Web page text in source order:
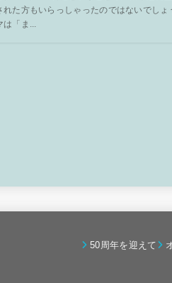
れた方もいらっしゃったのではないでしょ
は「ま...
50周年を迎えて